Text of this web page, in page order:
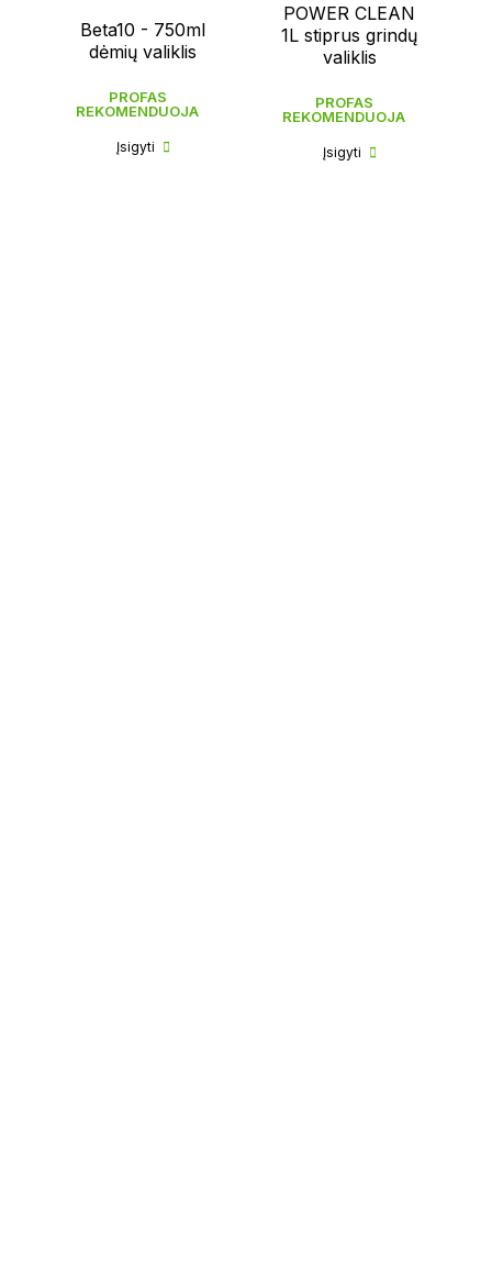
Beta10 - 750ml
dėmių valiklis
PROFAS
REKOMENDUOJA
Įsigyti
POWER CLEAN
1L stiprus grindų
valiklis
PROFAS
REKOMENDUOJA
Įsigyti